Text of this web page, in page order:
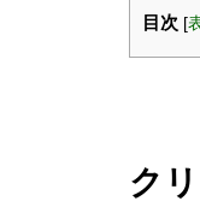
目次 [
ク